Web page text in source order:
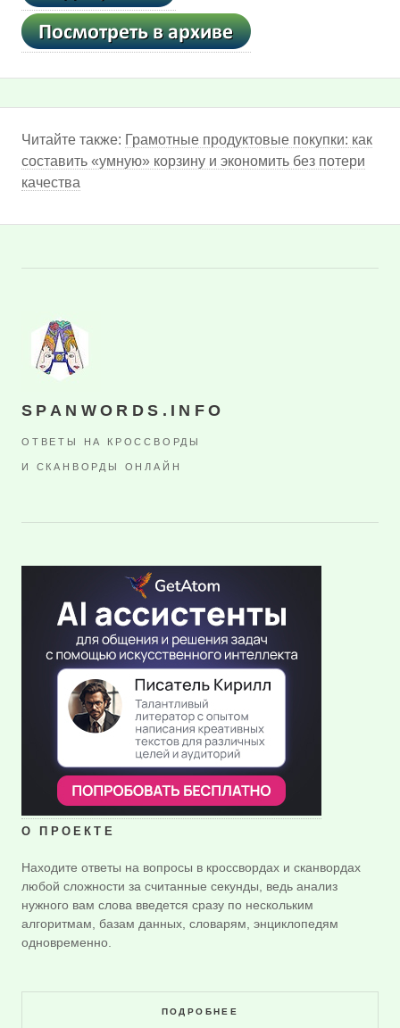
Читайте также: Грамотные продуктовые покупки: как
составить «умную» корзину и экономить без потери
качества
SPANWORDS.INFO
ОТВЕТЫ НА КРОССВОРДЫ
И СКАНВОРДЫ ОНЛАЙН
О ПРОЕКТЕ
Находите ответы на вопросы в кроссвордах и сканвордах
любой сложности за считанные секунды, ведь анализ
нужного вам слова введется сразу по нескольким
алгоритмам, базам данных, словарям, энциклопедям
одновременно.
ПОДРОБНЕЕ